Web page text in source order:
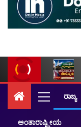
ರಾಜ್ಯ
ಅಂತಾರಾಷ್ಟ್ರೀಯ